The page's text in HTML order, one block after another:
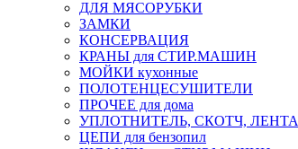
ДЛЯ МЯСОРУБКИ
ЗАМКИ
КОНСЕРВАЦИЯ
КРАНЫ для СТИР.МАШИН
МОЙКИ кухонные
ПОЛОТЕНЦЕСУШИТЕЛИ
ПРОЧЕЕ для дома
УПЛОТНИТЕЛЬ, СКОТЧ, ЛЕНТА
ЦЕПИ для бензопил